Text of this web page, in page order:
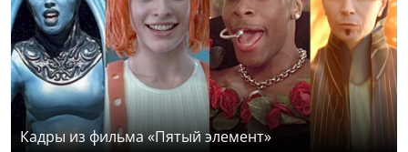
Кадры из фильма «Пятый элемент»